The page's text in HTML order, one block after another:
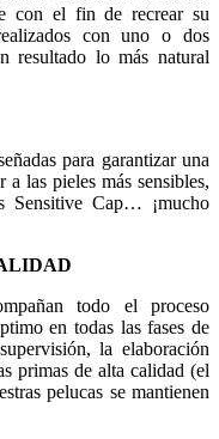
con el fin de recrear su
con uno o dos
resultado lo más natural
para garantizar una
las pieles más sensibles,
Sensitive Cap… ¡mucho
todo el proceso
en todas las fases de
la elaboración
primas de alta calidad (el
pelucas se mantienen